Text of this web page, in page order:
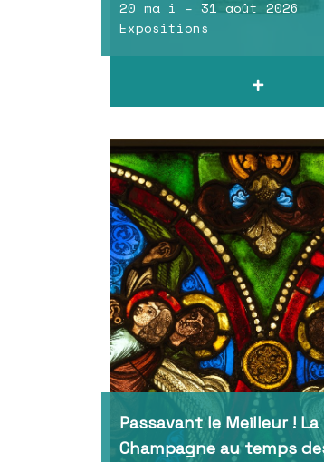
20 ma i – 31 août 2026
Expositions
Passavant le Meilleur ! La
Champagne au temps